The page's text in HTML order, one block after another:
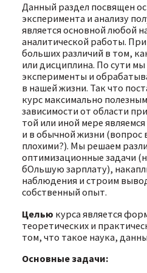
Данный раздел посвящен
эксперимента и анализу
является основной любой
аналитической работы.
больших различий в том,
или дисциплина. По сути
эксперименты и
в нашей жизни. Так что
курс максимально
зависимости от области
той или иной мере
и в обычной жизни (вопрос
плохими?). Мы решаем
оптимизационные задачи
бОльшую зарплату),
наблюдения и строим
собственный опыт.
Целью курса является
теоретических и
том, что такое наука,
Основные задачи: